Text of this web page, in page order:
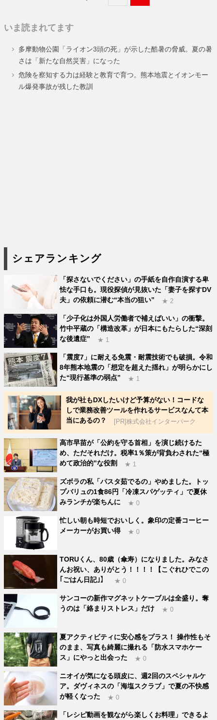
ー
ジ
ー
ジ
いま読まれてます
多摩動物公園「ライオン3頭の死」が示した酷暑の脅威。夏の暑
さは「新たな自然災害」になった
危険を察知する力は経験と教育で育つ。熊本地震とイオンモー
ル爆発事故が残した教訓
シェアランキング
「探さないでください」の手紙を自作自演する卑
怯な手口も。現役探偵が見抜いた「妻子を探すDV
夫」の依頼に潜む“本当の狙い”
★ 2
「少子化は外国人労働者で補えばいい」の衝撃。
竹中平蔵の「構造改革」が日本にもたらした“深刻
な後遺症”
★ 1
「震度7」に耐える免震・耐震技術でも破損。令和
8年熊本地震の「想定を超えた揺れ」が明らかにし
た“現行基準の弱点”
★ 1
我が社もDXしたいけど予算がない！コードな
しで業務改善ツールを作れるサービスなんて本
当にあるの？
[PR]株式会社インターパーク
高市早苗が「公約を守る首相」を演じ続けるた
め、ただそれだけ。税率1％策が背負わされた“極
めて政治的”な役割
★ 1
ズボラの私「パスタ茹でるの」やめました。トッ
プバリュの1食86円「冷凍スパゲッティ」で夏休
みランチが楽ちんに
★ 0
忙しい朝も時短でおいしく。象印の定番コーヒー
メーカーがお買い得
★ 0
TORUくん、80歳（傘寿）になりました。みなさ
んお祝い、ありがとう！！！！【こぐれひでこの
｢ごはん日記｣】
★ 0
サンコーの新作マグネットケーブルは全盛り。奪
うのは「絡まりストレス」だけ
★ 0
夏アクティビティに安心感をプラス！ 操作性もそ
のまま、写真も綺麗に撮れる「防水スマホケー
ス」にやっと出会った
★ 0
ニオイが気になる頭皮に、週2回のスペシャルケ
ア。ダヴィネスの「海塩スクラブ」で夏の不快感
が軽くなった
★ 0
「レシピ動画を観ながら楽しくお料理」できるよ